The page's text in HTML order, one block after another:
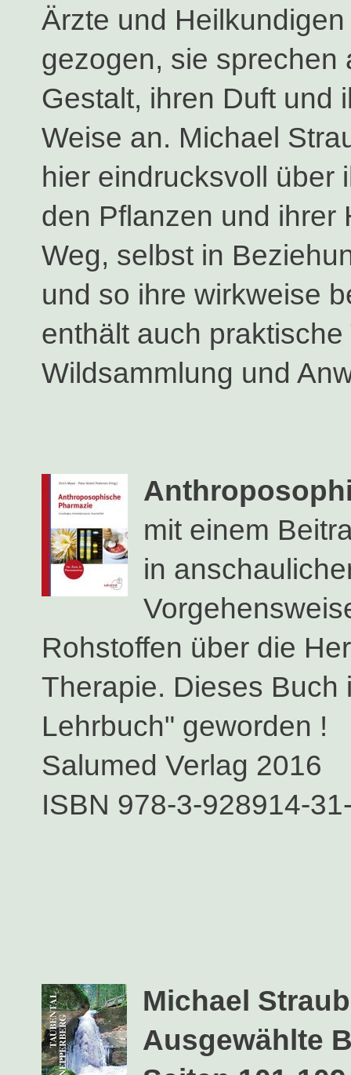
Ärzte und
gezogen, sie sprechen
Gestalt, ihren Duft und
Weise an. Michael
hier eindrucksvoll über
den Pflanzen und ihrer
Weg, selbst in
und so ihre wirkweise
enthält auch
Wildsammlung und
mit einem
in
Rohstoffen über die
Therapie. Dieses Buch
Lehrbuch" geworden !
Salumed Verlag 2016
ISBN 978-3-928914-
Michael Straub
Ausgewählte